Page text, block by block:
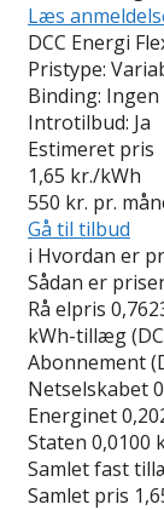
Læs
DCC Energi
Pristype:
Binding: Ingen
Introtilbud: Ja
Estimeret pris
1,65 kr./kWh
550 kr. pr.
Gå til tilbud
i Hvordan er
Sådan er
Rå elpris
kWh-tillæg
Abonnement
Netselskabet
Energinet
Staten 0,0100
Samlet fast
Samlet pris